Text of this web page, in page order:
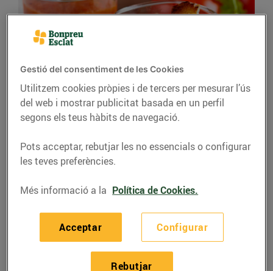
CONSELLS I HÀBITS SALUDABLES
Combatre la calor
menjant
12/d’agost/2020
combatre amb el que menges.
Si a l’estiu la calor et treu la gana, no pateixis,
Gestió del consentiment de les Cookies
Utilitzem cookies pròpies i de tercers per mesurar l’ús
del web i mostrar publicitat basada en un perfil
segons els teus hàbits de navegació.
Pots acceptar, rebutjar les no essencials o configurar
les teves preferències.
Més informació a la Política de Cookies.
Configurar
Rebutjar
Acceptar